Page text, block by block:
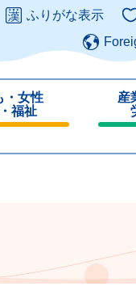
ふりがな表示
・女性
福祉
産
じ